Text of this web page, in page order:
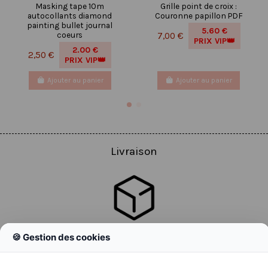
Masking tape 10m
autocollants diamond
painting bullet journal
coeurs
2,50 €
2.00 €
PRIX VIP👑
Ajouter au panier
Grille point de croix :
Couronne papillon PDF
7,00 €
5.60 €
PRIX VIP👑
Ajouter au panier
Livraison
🍪 Gestion des cookies